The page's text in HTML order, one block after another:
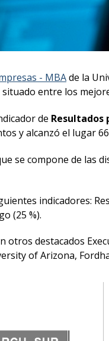
- MBAde la
situado entre los
de Resultados
y alcanzó el lugar
se compone de las
indicadores:
(25 %).
otros destacados
of Arizona,